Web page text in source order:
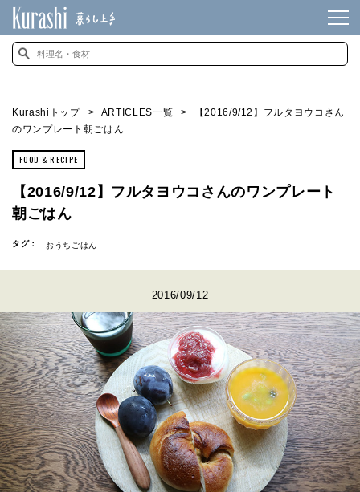
Kurashiトップ ARTICLES一覧
【2016/9/12】フルタヨウコさん
のワンプレート朝ごはん
FOOD & RECIPE
【2016/9/12】フルタヨウコさんのワンプレート
朝ごはん
タグ： おうちごはん
2016/09/12